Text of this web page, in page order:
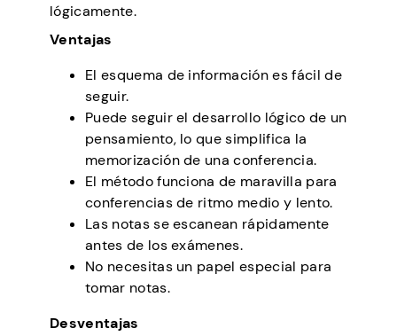
lógicamente.
Ventajas
El esquema de información es fácil de
seguir.
Puede seguir el desarrollo lógico de un
pensamiento, lo que simplifica la
memorización de una conferencia.
El método funciona de maravilla para
conferencias de ritmo medio y lento.
Las notas se escanean rápidamente
antes de los exámenes.
No necesitas un papel especial para
tomar notas.
Desventajas